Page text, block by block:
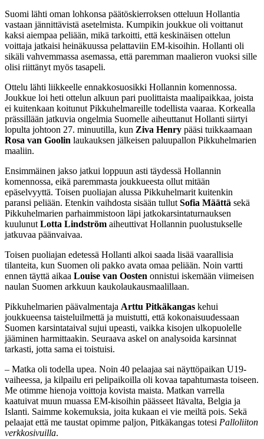
Suomi lähti oman lohkonsa päätöskierroksen otteluun Hollantia
vastaan jännittävistä asetelmista. Kumpikin joukkue oli voittanut
kaksi aiempaa peliään, mikä tarkoitti, että keskinäisen ottelun
voittaja jatkaisi heinäkuussa pelattaviin EM-kisoihin. Hollanti oli
sikäli vahvemmassa asemassa, että paremman maalieron vuoksi sille
olisi riittänyt myös tasapeli.
Ottelu lähti liikkeelle ennakkosuosikki Hollannin komennossa.
Joukkue loi heti ottelun alkuun pari puolittaista maalipaikkaa, joista
ei kuitenkaan koitunut Pikkuhelmareille todellista vaaraa. Korkealla
prässillään jatkuvia ongelmia Suomelle aiheuttanut Hollanti siirtyi
lopulta johtoon 27. minuutilla, kun Ziva Henry pääsi tuikkaamaan
Rosa van Goolin laukauksen jälkeisen paluupallon Pikkuhelmarien
maaliin.
Ensimmäinen jakso jatkui loppuun asti täydessä Hollannin
komennossa, eikä paremmasta joukkueesta ollut mitään
epäselvyyttä. Toisen puoliajan alussa Pikkuhelmarit kuitenkin
paransi peliään. Etenkin vaihdosta sisään tullutSofia Määttä sekä
Pikkuhelmarien parhaimmistoon läpi jatkokarsintaturnauksen
kuulunutLotta Lindström aiheuttivat Hollannin puolustukselle
jatkuvaa päänvaivaa.
Toisen puoliajan edetessä Hollanti alkoi saada lisää vaarallisia
tilanteita, kun Suomen oli pakko avata omaa peliään. Noin vartti
ennen täyttä aikaa Louise van Oosten onnistui iskemään viimeisen
naulan Suomen arkkuun kaukolaukausmaalillaan.
Pikkuhelmarien päävalmentaja Arttu Pitkäkangas kehui
joukkueensa taisteluilmettä ja muistutti, että kokonaisuudessaan
Suomen karsintataival sujui upeasti, vaikka kisojen ulkopuolelle
jääminen harmittaakin. Seuraava askel on analysoida karsinnat
tarkasti, jotta sama ei toistuisi.
– Matka oli todella upea. Noin 40 pelaajaa sai näyttöpaikan U19-
vaiheessa, ja kilpailu eri pelipaikoilla oli kovaa tapahtumasta toiseen.
Me otimme hienoja voittoja kovista maista. Matkan varrella
kaatuivat muun muassa EM-kisoihin päässeet Itävalta, Belgia ja
Islanti. Saimme kokemuksia, joita kukaan ei vie meiltä pois. Sekä
pelaajat että me taustat opimme paljon, Pitkäkangas totesi Palloliiton
verkkosivuilla.